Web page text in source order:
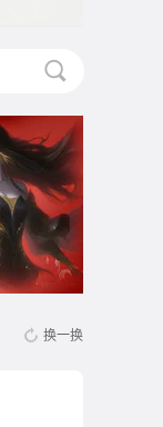
换一换